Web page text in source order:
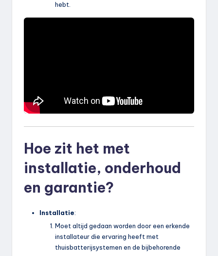
hebt.
Hoe zit het met
installatie, onderhoud
en garantie?
Installatie:
Moet altijd gedaan worden door een erkende
installateur die ervaring heeft met
thuisbatterijsystemen en de bijbehorende